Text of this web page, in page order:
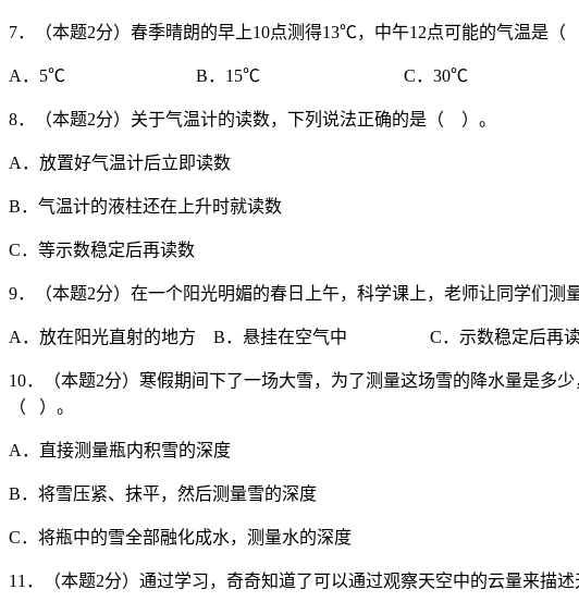
7．（本题2分）春季晴朗的早上10点测得13℃，中午12点可能的气温是
A．5℃ B．15℃ C．30℃
8．（本题2分）关于气温计的读数，下列说法正确的是（ ）。
A．放置好气温计后立即读数
B．气温计的液柱还在上升时就读数
C．等示数稳定后再读数
9．（本题2分）在一个阳光明媚的春日上午，科学课上，老师让同学们
A．放在阳光直射的地方 B．悬挂在空气中 C．示数稳定后再
10．（本题2分）寒假期间下了一场大雪，为了测量这场雪的降水量是多
（ ）。
A．直接测量瓶内积雪的深度
B．将雪压紧、抹平，然后测量雪的深度
C．将瓶中的雪全部融化成水，测量水的深度
11．（本题2分）通过学习，奇奇知道了可以通过观察天空中的云量来描